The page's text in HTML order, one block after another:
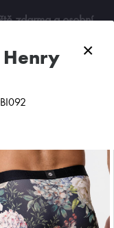
×
zdarma a osobní